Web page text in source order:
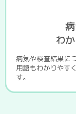
わ
病気や検査結果に
用語もわかりやす
す。